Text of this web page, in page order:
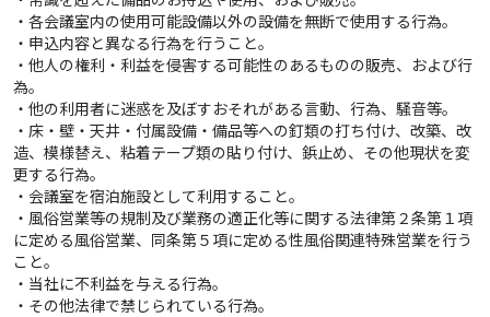
・各会議室内の使用可能設備以外の設備を無断で使用する行為。
・申込内容と異なる行為を行うこと。
・他人の権利・利益を侵害する可能性のあるものの販売、および行
為。
・他の利用者に迷惑を及ぼすおそれがある言動、行為、騒音等。
・床・壁・天井・付属設備・備品等への釘類の打ち付け、改築、改
造、模様替え、粘着テープ類の貼り付け、鋲止め、その他現状を変
更する行為。
・会議室を宿泊施設として利用すること。
・風俗営業等の規制及び業務の適正化等に関する法律第２条第１項
に定める風俗営業、同条第５項に定める性風俗関連特殊営業を行う
こと。
・当社に不利益を与える行為。
・その他法律で禁じられている行為。